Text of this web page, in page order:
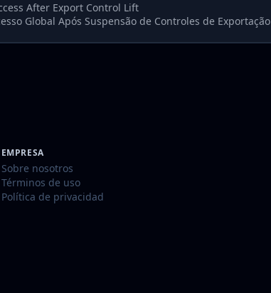
After Export Control Lift
Global Após Suspensão de Controles de Exportação
EMPRESA
Sobre nosotros
Términos de uso
Política de privacidad